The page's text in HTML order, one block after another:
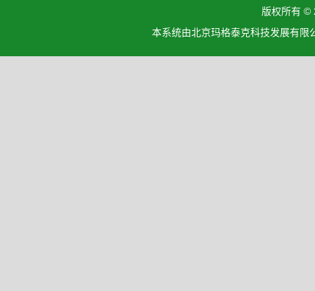
版权所有 ©
本系统由北京玛格泰克科技发展有